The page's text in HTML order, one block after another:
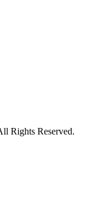
Rights Reserved.